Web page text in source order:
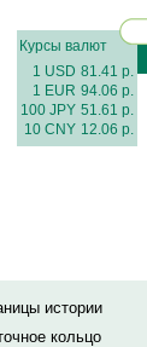
Курсы валют
1 USD 81.41 р.
1 EUR 94.06 р.
100 JPY 51.61 р.
10 CNY 12.06 р.
истории
кольцо